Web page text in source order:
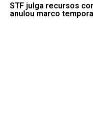
STF julga recursos
anulou marco